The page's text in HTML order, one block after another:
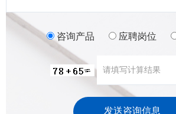
咨询产品 应聘岗位